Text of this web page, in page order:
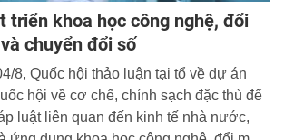
triển khoa học công nghệ, đổi
chuyển đổi số
8, Quốc hội thảo luận tại tổ về dự án
hội về cơ chế, chính sạch đặc thù để
luật liên quan đến kinh tế nhà nước,